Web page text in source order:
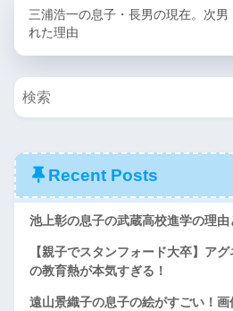
三浦浩一の息子・長男の現在。次男
れた理由
Recent Posts
池上彰の息子の武蔵高校進学の理
【親子でスタンフォード大卒】ア
の教育熱が本気すぎる！
遠山景織子の息子の絵がすごい！